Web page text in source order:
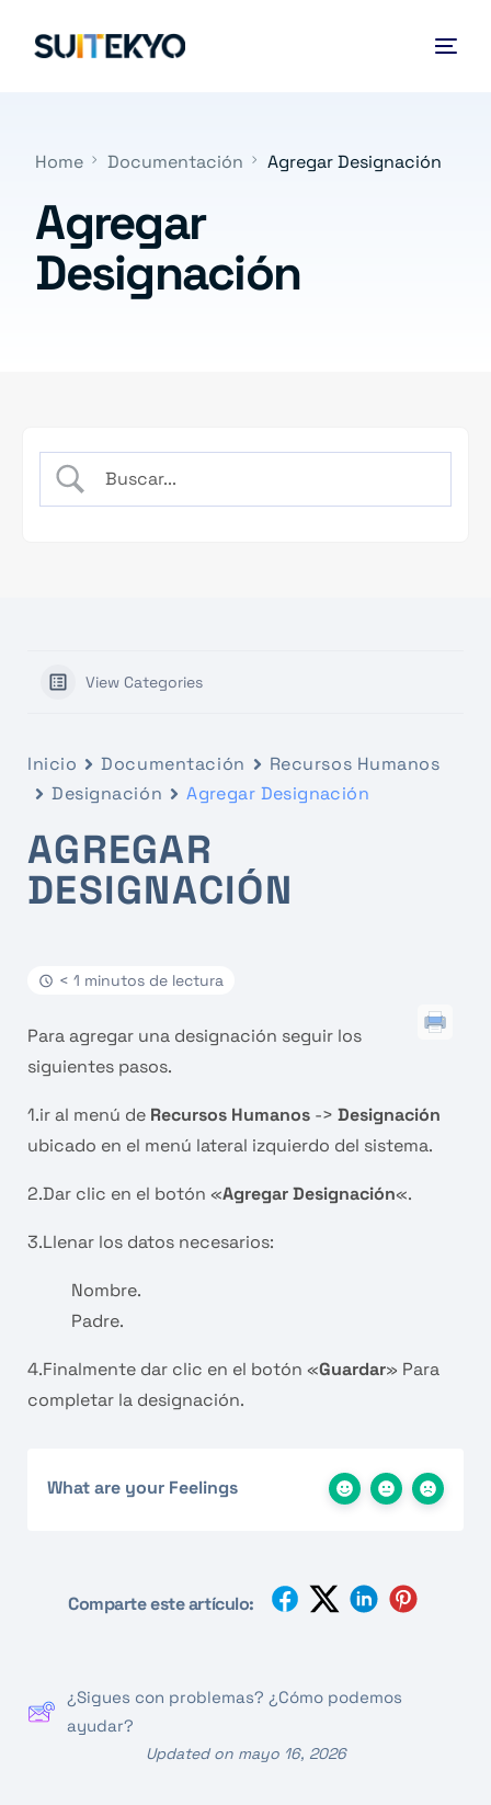
Home Documentación Agregar Designación
Agregar
Designación
View Categories
Inicio Documentación
Recursos Humanos
Designación
Agregar Designación
AGREGAR
DESIGNACIÓN
< 1 minutos de lectura
Para agregar una designación seguir los
siguientes pasos.
1.ir al menú de Recursos Humanos -> Designación
ubicado en el menú lateral izquierdo del sistema.
2.Dar clic en el botón «Agregar Designación«.
3.Llenar los datos necesarios:
Nombre.
Padre.
4.Finalmente dar clic en el botón «Guardar» Para
completar la designación.
What are your Feelings
Comparte este artículo:
¿Sigues con problemas? ¿Cómo podemos
ayudar?
Updated on mayo 16, 2026